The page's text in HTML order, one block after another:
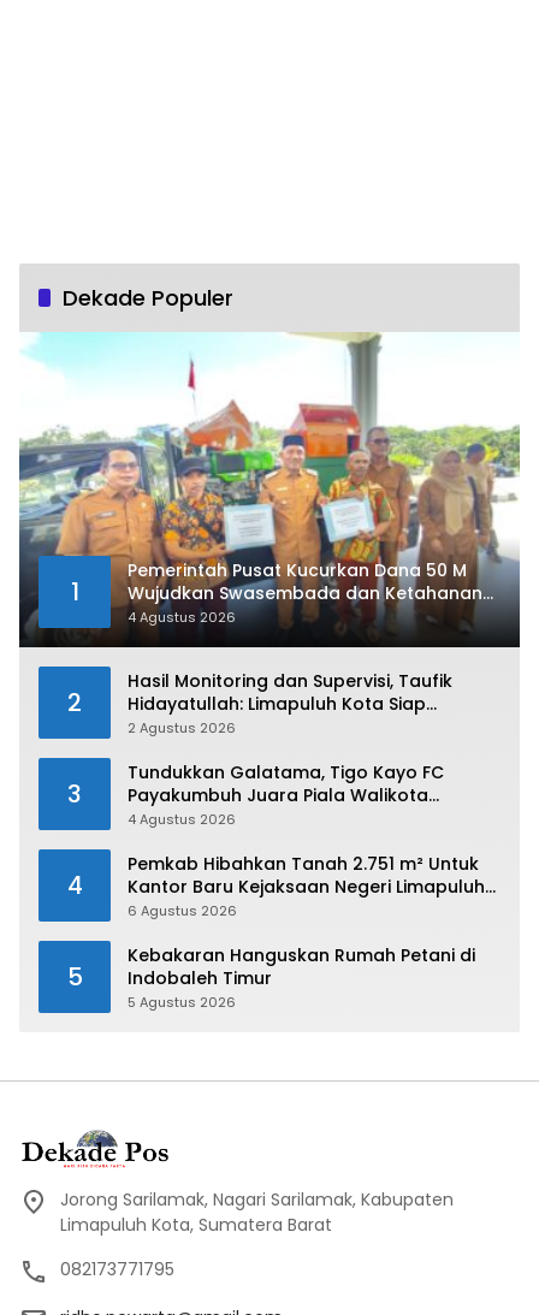
Dekade Populer
1
Pemerintah Pusat Kucurkan Dana 50 M
Wujudkan Swasembada dan Ketahanan
Pangan di Kabupaten 50 Kota
4 Agustus 2026
2
Hasil Monitoring dan Supervisi, Taufik
Hidayatullah: Limapuluh Kota Siap
Kirimkan Atlet Terbaiknya Pada Porprov
2 Agustus 2026
3
Tundukkan Galatama, Tigo Kayo FC
Payakumbuh Juara Piala Walikota
Payakumbuh 2026
4 Agustus 2026
4
Pemkab Hibahkan Tanah 2.751 m² Untuk
Kantor Baru Kejaksaan Negeri Limapuluh
Kota
6 Agustus 2026
5
Kebakaran Hanguskan Rumah Petani di
Indobaleh Timur
5 Agustus 2026
Jorong Sarilamak, Nagari Sarilamak, Kabupaten
Limapuluh Kota, Sumatera Barat
082173771795